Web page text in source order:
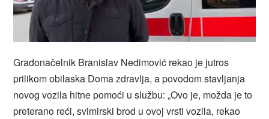
Gradonačelnik Branislav Nedimović rekao je jutros
prilikom obilaska Doma zdravlja, a povodom stavljanja
novog vozila hitne pomoći u službu: „Ovo je, možda je to
preterano reći, svimirski brod u ovoj vrsti vozila, rekao